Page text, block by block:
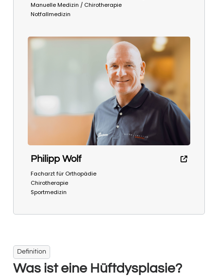
Manuelle Medizin / Chirotherapie
Notfallmedizin
Philipp Wolf
Facharzt für Orthopädie
Chirotherapie
Sportmedizin
Definition
Was ist eine Hüftdysplasie?